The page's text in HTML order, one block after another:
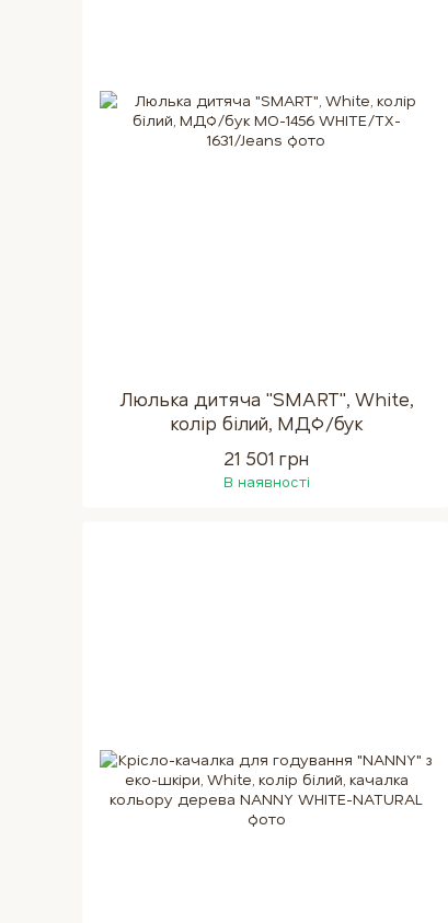
Люлька дитяча "SMART", White,
колір білий, МДФ/бук
21 501 грн
В наявності